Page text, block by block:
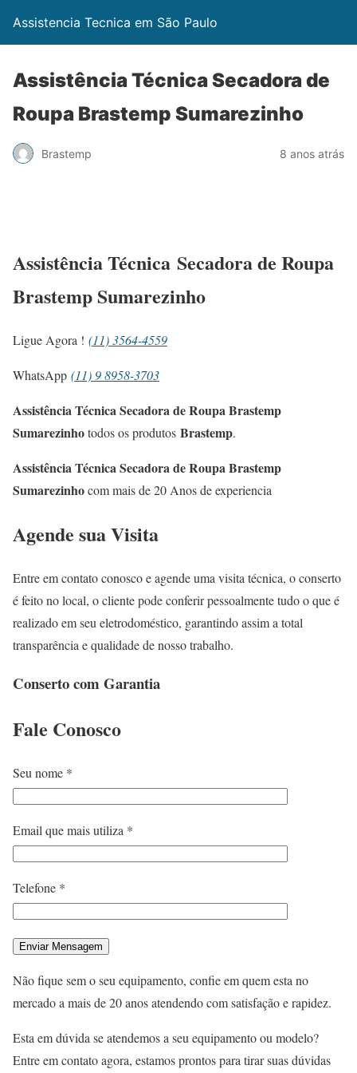
Assistencia Tecnica em São Paulo
Assistência Técnica Secadora de
Roupa Brastemp Sumarezinho
Brastemp 8 anos atrás
Assistência Técnica Secadora de Roupa
Brastemp Sumarezinho
Ligue Agora ! (11) 3564-4559
WhatsApp (11) 9 8958-3703
Assistência Técnica Secadora de Roupa Brastemp
Sumarezinhotodos os produtos Brastemp.
Assistência Técnica Secadora de Roupa Brastemp
Sumarezinhocom mais de 20 Anos de experiencia
Agende sua Visita
Entre em contato conosco e agende uma visita técnica, o conserto
é feito no local, o cliente pode conferir pessoalmente tudo o que é
realizado em seu eletrodoméstico, garantindo assim a total
transparência e qualidade de nosso trabalho.
Conserto com Garantia
Fale Conosco
Seu nome *
Email que mais utiliza *
Telefone *
Não fique sem o seu equipamento, confie em quem esta no
mercado a mais de 20 anos atendendo com satisfação e rapidez.
Esta em dúvida se atendemos a seu equipamento ou modelo?
Entre em contato agora, estamos prontos para tirar suas dúvidas